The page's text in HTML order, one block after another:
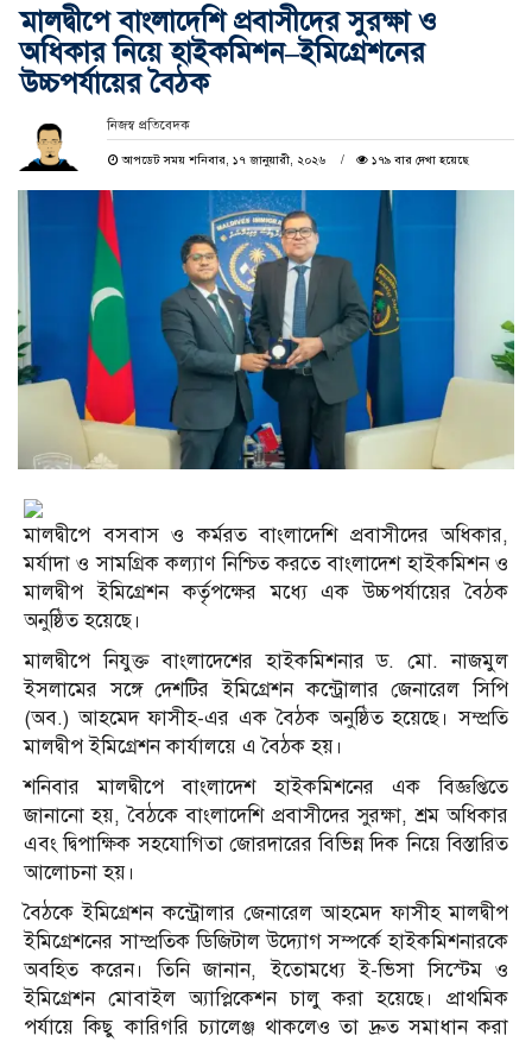
মালদ্বীপে বাংলাদেশি প্রবাসীদের সুরক্ষা ও
অধিকার নিয়ে হাইকমিশন–ইমিগ্রেশনের
উচ্চপর্যায়ের বৈঠক
নিজস্ব প্রতিবেদক
আপডেট সময় শনিবার, ১৭ জানুয়ারী, ২০২৬ ১৭৯ বার দেখা হয়েছে
মালদ্বীপে বসবাস ও কর্মরত বাংলাদেশি প্রবাসীদের অধিকার,
মর্যাদা ও সামগ্রিক কল্যাণ নিশ্চিত করতে বাংলাদেশ হাইকমিশন ও
মালদ্বীপ ইমিগ্রেশন কর্তৃপক্ষের মধ্যে এক উচ্চপর্যায়ের বৈঠক
অনুষ্ঠিত হয়েছে।
মালদ্বীপে নিযুক্ত বাংলাদেশের হাইকমিশনার ড. মো. নাজমুল
ইসলামের সঙ্গে দেশটির ইমিগ্রেশন কন্ট্রোলার জেনারেল সিপি
(অব.) আহমেদ ফাসীহ-এর এক বৈঠক অনুষ্ঠিত হয়েছে। সম্প্রতি
মালদ্বীপ ইমিগ্রেশন কার্যালয়ে এ বৈঠক হয়।
শনিবার মালদ্বীপে বাংলাদেশ হাইকমিশনের এক বিজ্ঞপ্তিতে
জানানো হয়, বৈঠকে বাংলাদেশি প্রবাসীদের সুরক্ষা, শ্রম অধিকার
এবং দ্বিপাক্ষিক সহযোগিতা জোরদারের বিভিন্ন দিক নিয়ে বিস্তারিত
আলোচনা হয়।
বৈঠকে ইমিগ্রেশন কন্ট্রোলার জেনারেল আহমেদ ফাসীহ মালদ্বীপ
ইমিগ্রেশনের সাম্প্রতিক ডিজিটাল উদ্যোগ সম্পর্কে হাইকমিশনারকে
অবহিত করেন। তিনি জানান, ইতোমধ্যে ই-ভিসা সিস্টেম ও
ইমিগ্রেশন মোবাইল অ্যাপ্লিকেশন চালু করা হয়েছে। প্রাথমিক
পর্যায়ে কিছু কারিগরি চ্যালেঞ্জ থাকলেও তা দ্রুত সমাধান করা